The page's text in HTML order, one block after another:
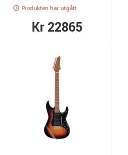
Produkten har utgått
Kr 22865